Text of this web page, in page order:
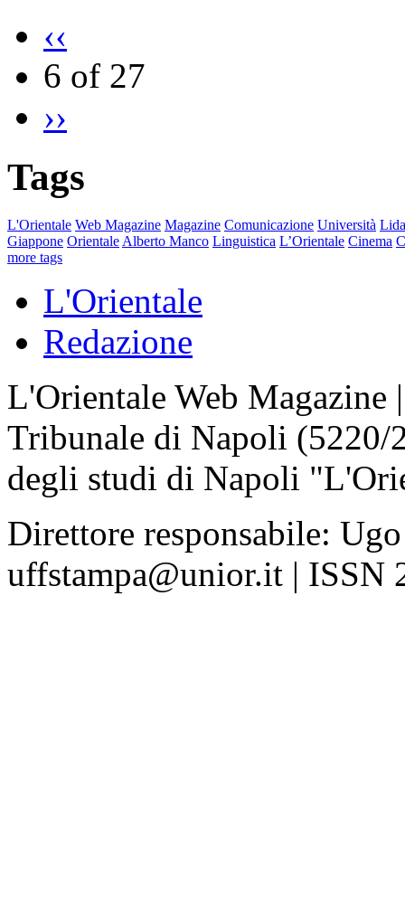
‹‹
6 of 27
››
Tags
L'Orientale Web Magazine Magazine Comunicazione Università
Giappone Orientale Alberto Manco Linguistica L’Orientale Cinema
more tags
L'Orientale
Redazione
L'Orientale Web Magazine
Tribunale di Napoli
degli studi di Napoli
Direttore responsabile:
uffstampa@unior.it | ISSN